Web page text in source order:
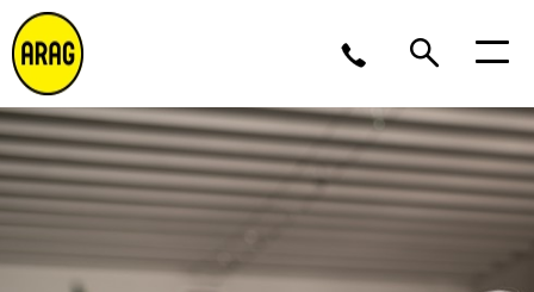
Lu/Je 9 – 17, Ve 9 -16
02 643 12 11